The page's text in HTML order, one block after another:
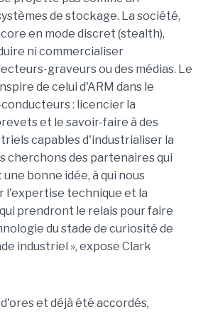
de stockage. La société,
en mode discret (stealth),
ni commercialiser
graveurs ou des médias. Le
de celui d'ARM dans le
: licencier la
et le savoir-faire à des
capables d'industrialiser la
cherchons des partenaires qui
bonne idée, à qui nous
l'expertise technique et la
prendront le relais pour faire
du stade de curiosité de
industriel », expose Clark
et déjà été accordés,